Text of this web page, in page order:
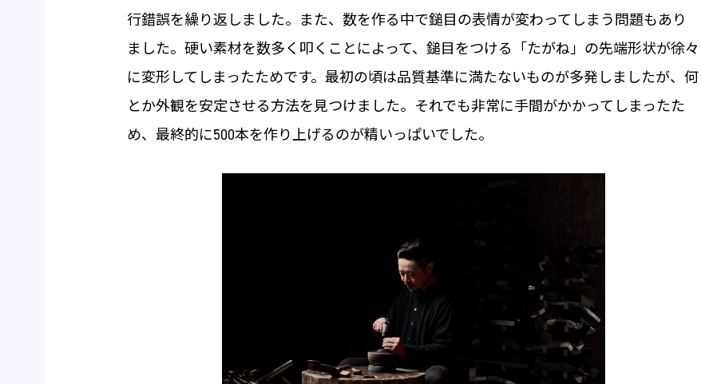
行錯誤を繰り返しました。また、数を作る中で鎚目の表情が変わってしまう問題もあり
ました。硬い素材を数多く叩くことによって、鎚目をつける「たがね」の先端形状が徐々
に変形してしまったためです。最初の頃は品質基準に満たないものが多発しましたが、何
とか外観を安定させる方法を見つけました。それでも非常に手間がかかってしまったた
め、最終的に500本を作り上げるのが精いっぱいでした。